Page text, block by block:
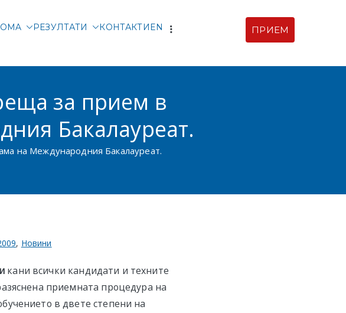
в София
РЕЗУЛТАТИ КОНТАКТИEN ПРИЕМ
за прием в
Бакалауреат.
на Международния Бакалауреат.
, Новини
кани всички кандидати и техните
приемната процедура на
в двете степени на